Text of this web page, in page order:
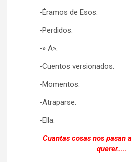
-Éramos de Esos.
-Perdidos.
-» A».
-Cuentos versionados.
-Momentos.
-Atraparse.
-Ella.
Cuantas cosas nos pasan
querer…..